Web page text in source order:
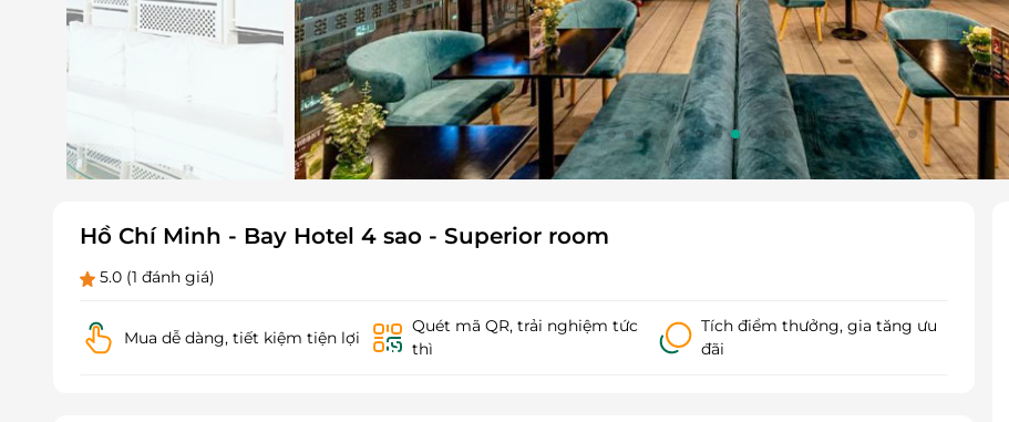
Hồ Chí Minh - Bay Hotel 4 sao - Superior room
5.0 (1 đánh giá)
Mua dễ dàng, tiết kiệm tiện lợi
Quét mã QR, trải nghiệm tức
thì
Tích điểm thưởng, gia tăng ưu
đãi